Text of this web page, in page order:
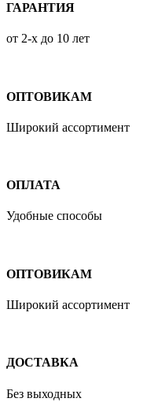
ГАРАНТИЯ
от 2-х до 10 лет
ОПТОВИКАМ
Широкий ассортимент
ОПЛАТА
Удобные способы
ОПТОВИКАМ
Широкий ассортимент
ДОСТАВКА
Без выходных